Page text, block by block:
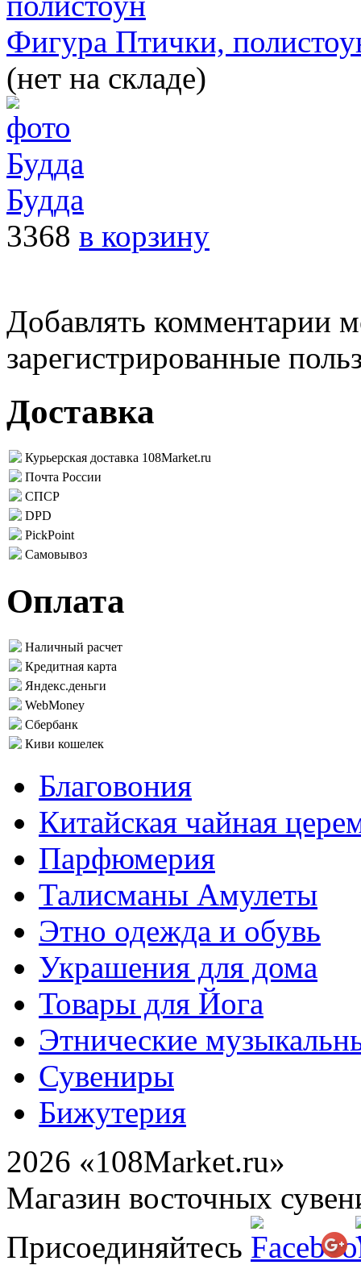
Фигура Птички,
(нет на складе)
Будда
3368 в корзину
Добавлять комментарии
зарегистрированные
Доставка
Курьерская доставка 108Market.ru
Почта России
СПСР
DPD
PickPoint
Самовывоз
Оплата
Наличный расчет
Кредитная карта
Яндекс.деньги
WebMoney
Сбербанк
Киви кошелек
Благовония
Китайская чайная
Парфюмерия
Талисманы Амулеты
Этно одежда и обувь
Украшения для дома
Товары для Йога
Этнические
Сувениры
Бижутерия
2026 «108Market.ru»
Магазин восточных
Присоединяйтесь